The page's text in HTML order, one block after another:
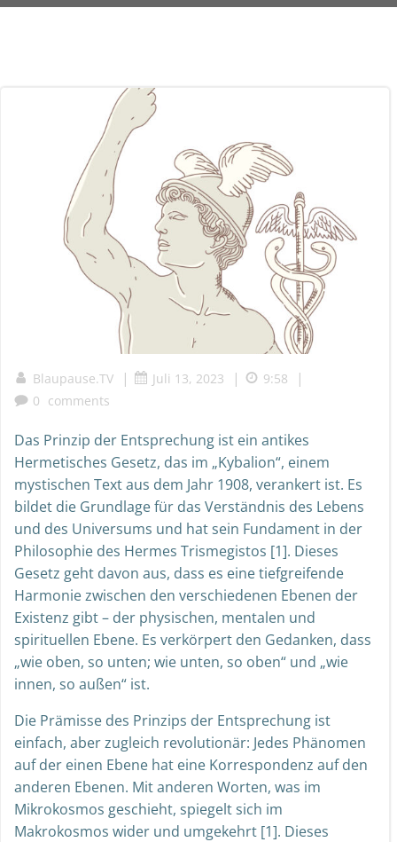
Blaupause.TV | Juli 13, 2023 | 9:58 |
0 comments
Das Prinzip der Entsprechung ist ein antikes
Hermetisches Gesetz, das im „Kybalion“, einem
mystischen Text aus dem Jahr 1908, verankert ist. Es
bildet die Grundlage für das Verständnis des Lebens
und des Universums und hat sein Fundament in der
Philosophie des Hermes Trismegistos [1]. Dieses
Gesetz geht davon aus, dass es eine tiefgreifende
Harmonie zwischen den verschiedenen Ebenen der
Existenz gibt – der physischen, mentalen und
spirituellen Ebene. Es verkörpert den Gedanken, dass
„wie oben, so unten; wie unten, so oben“ und „wie
innen, so außen“ ist.
Die Prämisse des Prinzips der Entsprechung ist
einfach, aber zugleich revolutionär: Jedes Phänomen
auf der einen Ebene hat eine Korrespondenz auf den
anderen Ebenen. Mit anderen Worten, was im
Mikrokosmos geschieht, spiegelt sich im
Makrokosmos wider und umgekehrt [1]. Dieses